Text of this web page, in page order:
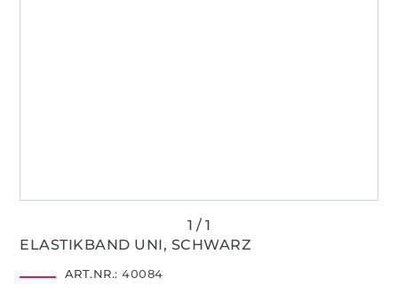
ELASTIKBAND UNI, SCHWARZ
ART.NR.: 40084